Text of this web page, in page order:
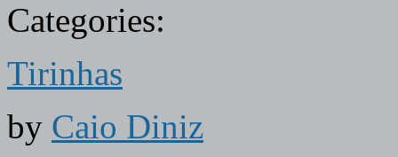
Categories:
Tirinhas
by Caio Diniz